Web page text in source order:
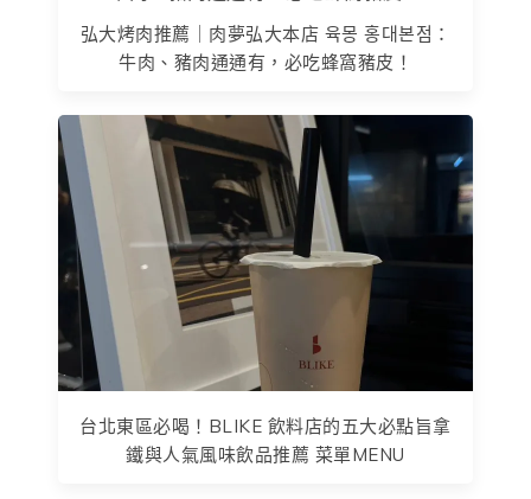
弘大烤肉推薦｜肉夢弘大本店 육몽 홍대본점：
牛肉、豬肉通通有，必吃蜂窩豬皮！
台北東區必喝！BLIKE 飲料店的五大必點旨拿
鐵與人氣風味飲品推薦 菜單MENU